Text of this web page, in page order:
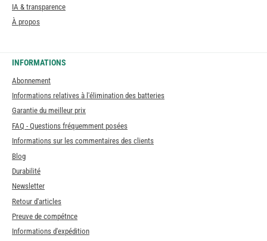
IA & transparence
À propos
INFORMATIONS
Abonnement
Informations relatives à l'élimination des batteries
Garantie du meilleur prix
FAQ - Questions fréquemment posées
Informations sur les commentaires des clients
Blog
Durabilité
Newsletter
Retour d'articles
Preuve de compétnce
Informations d'expédition